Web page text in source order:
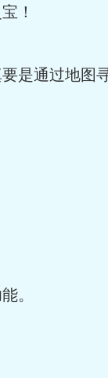
！
是通过地图
。